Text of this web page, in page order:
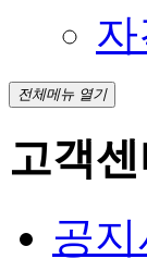
전체메뉴 열기
고객센
공